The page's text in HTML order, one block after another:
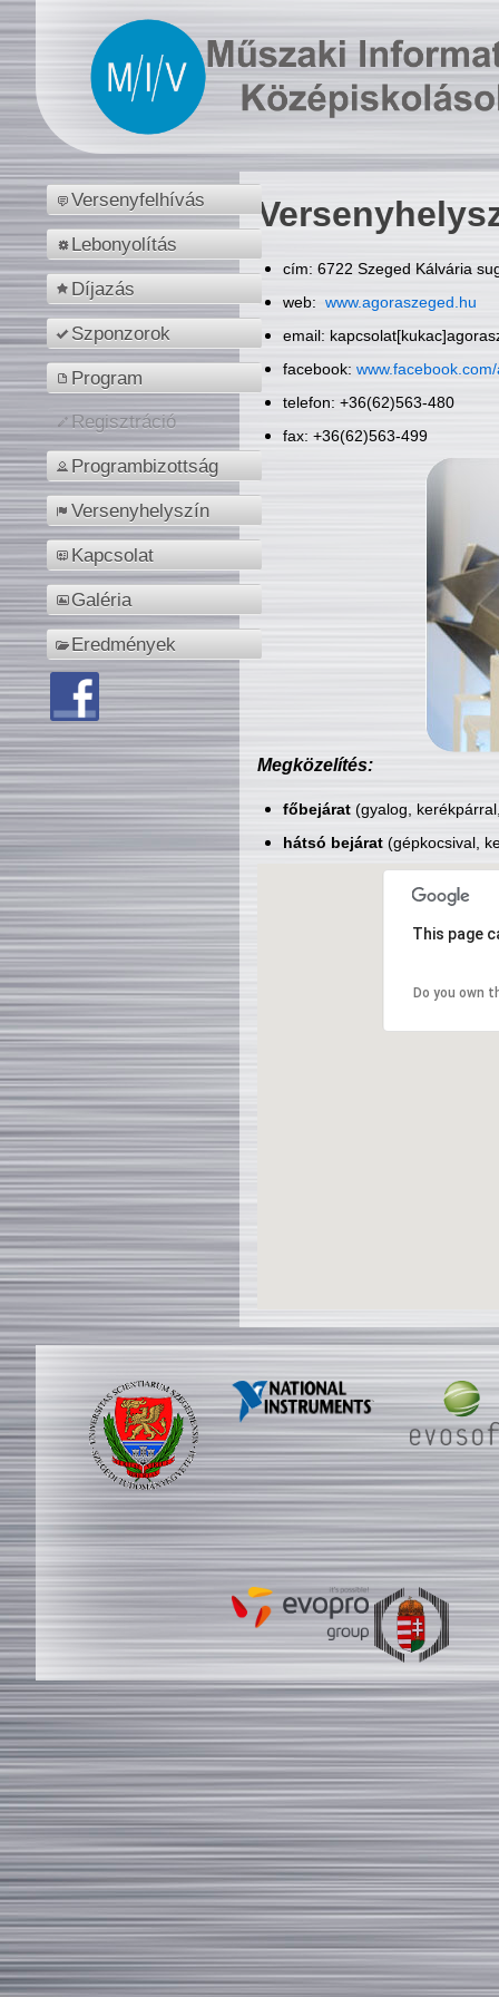
Versenyfelhívás
Lebonyolítás
Díjazás
Szponzorok
Program
Regisztráció
Programbizottság
Versenyhelyszín
Kapcsolat
Galéria
Eredmények
cím: 6722 Szeged Kálvária
web: www.agoraszeged.hu
email:
facebook:
telefon: +36(62)563-480
fax: +36(62)563-499
Megközelítés:
főbejárat(gyalog,
hátsó bejárat(gépkocsival,
This page
Do you own